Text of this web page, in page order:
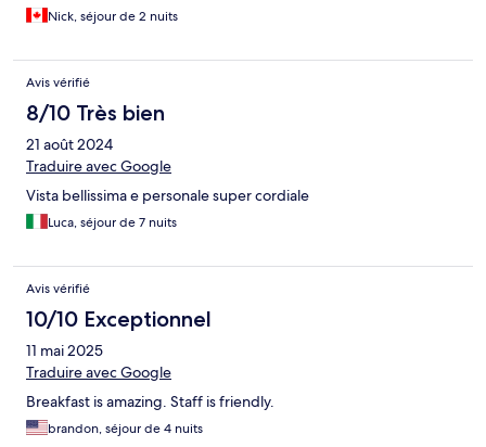
Nick, séjour de 2 nuits
Avis vérifié
8/10 Très bien
21 août 2024
Traduire avec Google
Vista bellissima e personale super cordiale
Luca, séjour de 7 nuits
Avis vérifié
10/10 Exceptionnel
11 mai 2025
Traduire avec Google
Breakfast is amazing. Staff is friendly.
brandon, séjour de 4 nuits